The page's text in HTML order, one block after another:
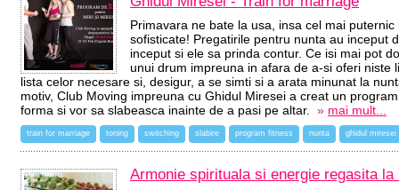
Primavara ne bate la usa, insa cel mai
sofisticate! Pregatirile pentru nunta au inceput
inceput si ele sa prinda contur. Ce isi mai pot
unui drum impreuna in afara de a-si oferi niste
lista celor necesare si, desigur, a se simti si a arata minunat la
motiv, Club Moving impreuna cu Ghidul Miresei a creat un
forma si vor sa slabeasca inainte de a pasi pe altar. » mai mult...
train for marriage toning switching slabire program fitness nunta ghidul miresei
Armonie spirituala si energie regasita la